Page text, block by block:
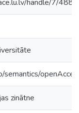
handle/7/
semantics/
zinātne